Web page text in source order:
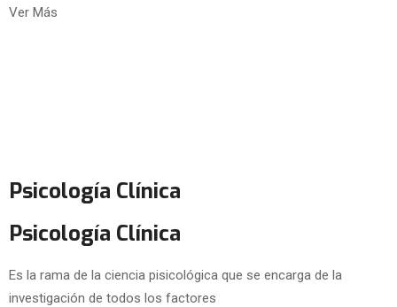
Ver Más
Psicología Clínica
Psicología Clínica
Es la rama de la ciencia pisicológica que se encarga de la
investigación de todos los factores